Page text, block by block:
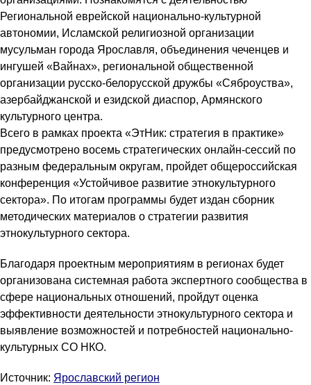
Региональной еврейской национально-культурной
автономии, Исламской религиозной организации
мусульман города Ярославля, объединения чеченцев и
ингушей «Вайнах», региональной общественной
организации русско-белорусской дружбы «Сяброуства»,
азербайджанской и езидской диаспор, Армянского
культурного центра.
Всего в рамках проекта «ЭтНик: стратегия в практике»
предусмотрено восемь стратегических онлайн-сессий по
разным федеральным округам, пройдет общероссийская
конференция «Устойчивое развитие этнокультурного
сектора». По итогам программы будет издан сборник
методических материалов о стратегии развития
этнокультурного сектора.
Благодаря проектным мероприятиям в регионах будет
организована системная работа экспертного сообщества в
сфере национальных отношений, пройдут оценка
эффективности деятельности этнокультурного сектора и
выявление возможностей и потребностей национально-
культурных СО НКО.
Источник: Ярославский регион